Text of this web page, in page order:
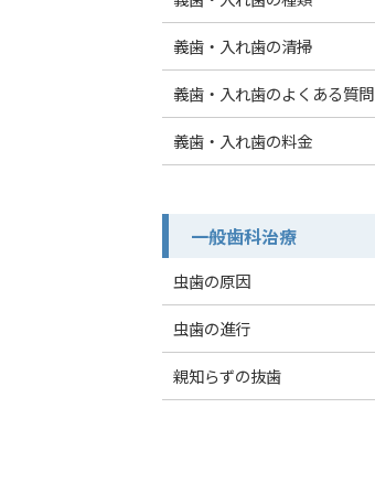
義歯・入れ歯の清掃
義歯・入れ歯のよくある質問
義歯・入れ歯の料金
一般歯科治療
虫歯の原因
虫歯の進行
親知らずの抜歯